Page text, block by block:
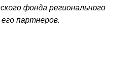
фонда регионального
партнеров.